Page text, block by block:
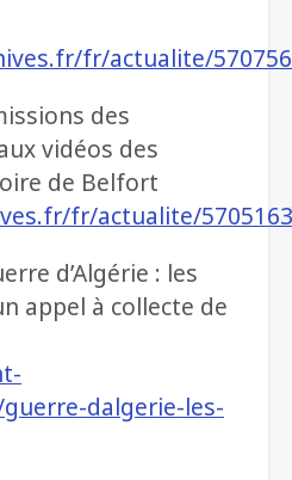
fr/actualite/
des
vidéos des
de Belfort
fr/actualite/
d’Algérie : les
appel à collecte de
dalgerie-les-